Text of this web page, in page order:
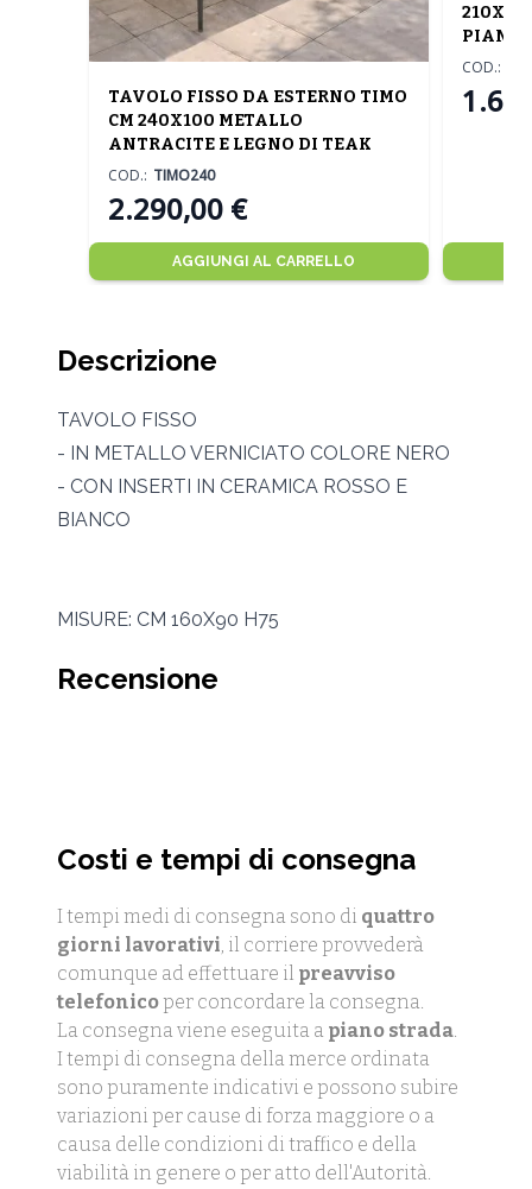
TAVOLO FISSO DA ESTERNO TIMO
CM 240X100 METALLO
ANTRACITE E LEGNO DI TEAK
2.290,00 €
COD.: TIMO240
AGGIUNGI AL CARRELLO
PIANO
COD.:
Descrizione
TAVOLO FISSO
- IN METALLO VERNICIATO COLORE NERO
- CON INSERTI IN CERAMICA ROSSO E
BIANCO
MISURE: CM 160X90 H75
Recensione
Costi e tempi di consegna
I tempi medi di consegna sono di quattro
giorni lavorativi, il corriere provvederà
comunque ad effettuare il preavviso
telefonicoper concordare la consegna.
La consegna viene eseguita a piano strada.
I tempi di consegna della merce ordinata
sono puramente indicativi e possono subire
variazioni per cause di forza maggiore o a
causa delle condizioni di traffico e della
viabilità in genere o per atto dell'Autorità.